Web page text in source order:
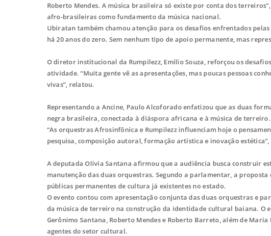
Roberto Mendes. A música brasileira só existe por conta dos
afro-brasileiras como fundamento da música nacional.
Ubiratan também chamou atenção para os desafios enfrentados
há 20 anos do zero. Sem nenhum tipo de apoio permanente, mas
O diretor institucional da Rumpilezz, Emílio Souza, reforçou os
atividade. “Muita gente vê as apresentações, mas poucas pessoas
vivas”, relatou.
Representando a Ancine, Paulo Alcoforado enfatizou que as duas
negra brasileira, conectada à diáspora africana e à música de terreiro.
“As orquestras Afrosinfônica e Rumpilezz influenciam hoje o
pesquisa, composição autoral, formação artística e inovação
A deputada Olívia Santana afirmou que a audiência busca construir
manutenção das duas orquestras. Segundo a parlamentar, a
públicas permanentes de cultura já existentes no estado.
O evento contou com apresentação conjunta das duas orquestras e
da música de terreiro na construção da identidade cultural baiana.
Gerônimo Santana, Roberto Mendes e Roberto Barreto, além de
agentes do setor cultural.